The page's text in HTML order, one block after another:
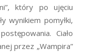
który po ujęciu
wynikiem pomyłki,
Ciało
przez „Wampira”